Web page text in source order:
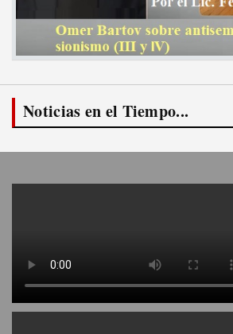
Noticias en el Tiempo...